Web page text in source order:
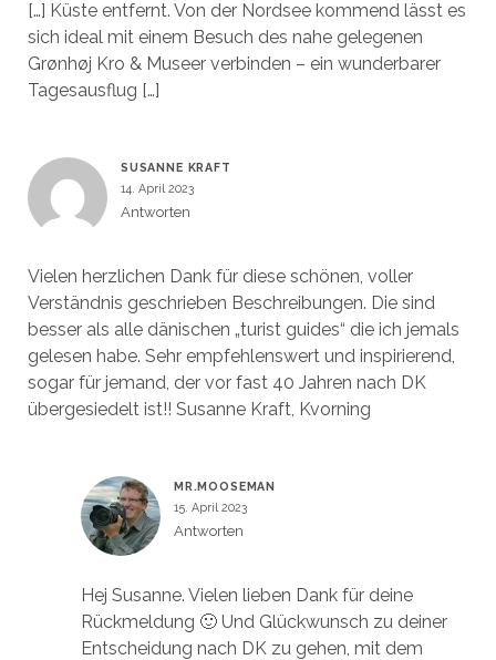
[…] Küste entfernt. Von der Nordsee kommend lässt es
sich ideal mit einem Besuch des nahe gelegenen
Grønhøj Kro & Museer verbinden – ein wunderbarer
Tagesausflug […]
SUSANNE KRAFT
14. April 2023
Antworten
Vielen herzlichen Dank für diese schönen, voller
Verständnis geschrieben Beschreibungen. Die sind
besser als alle dänischen „turist guides“ die ich jemals
gelesen habe. Sehr empfehlenswert und inspirierend,
sogar für jemand, der vor fast 40 Jahren nach DK
übergesiedelt ist!! Susanne Kraft, Kvorning
MR.MOOSEMAN
15. April 2023
Antworten
Hej Susanne. Vielen lieben Dank für deine
Rückmeldung 🙂 Und Glückwunsch zu deiner
Entscheidung nach DK zu gehen, mit dem